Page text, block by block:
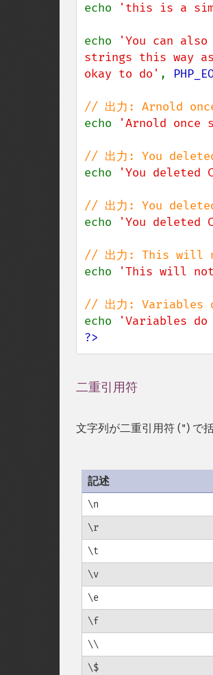
echo
'this is a
echo
'You can also
strings this way
okay to do' ,
echo
'Arnold
echo
'You deleted
echo
'You deleted
echo
'This will not
echo
'Variables do
?>
二重引用符
文字列が二重引用符 (") で
記述
\n
\r
\t
\v
\e
\f
\\
\$